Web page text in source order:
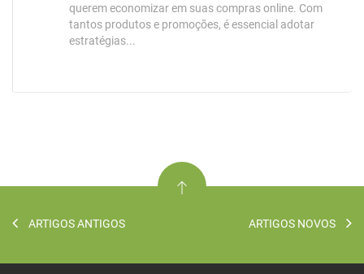
querem economizar em suas compras online. Com
tantos produtos e promoções, é essencial adotar
estratégias...
ARTIGOS ANTIGOS ARTIGOS NOVOS